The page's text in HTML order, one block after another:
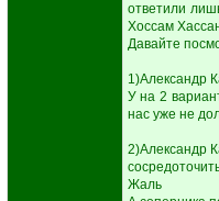
ответили
Хоссам
Давайте
1)Александр
У на 2
нас уже не
2)Александр
Жаль